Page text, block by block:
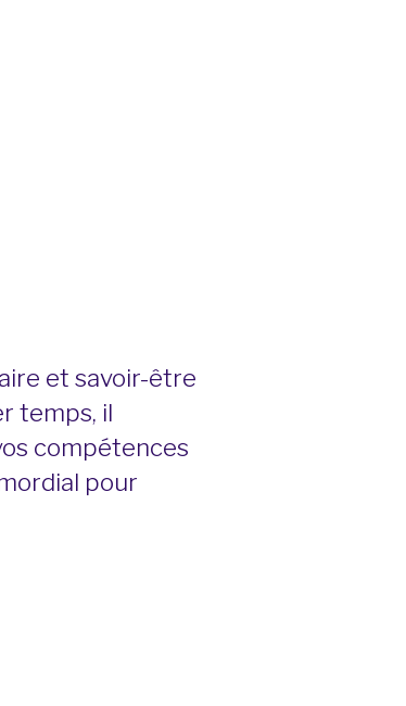
et savoir-être
temps, il
compétences
pour